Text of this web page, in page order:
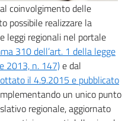
coinvolgimento delle
possibile realizzare la
leggi regionali nel portale
310 dell’art. 1 della legge
2013, n. 147)e dal
il 4.9.2015 e pubblicato
un unico punto
regionale, aggiornato